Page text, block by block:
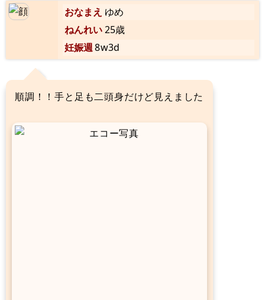
おなまえ ゆめ
ねんれい25歳
妊娠週8w3d
順調！！手と足も二頭身だけど見えました